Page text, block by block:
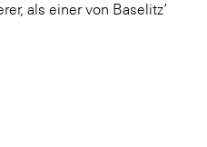
als einer von Baselitz‘